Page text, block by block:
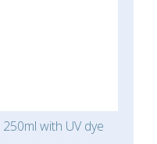
with UV dye